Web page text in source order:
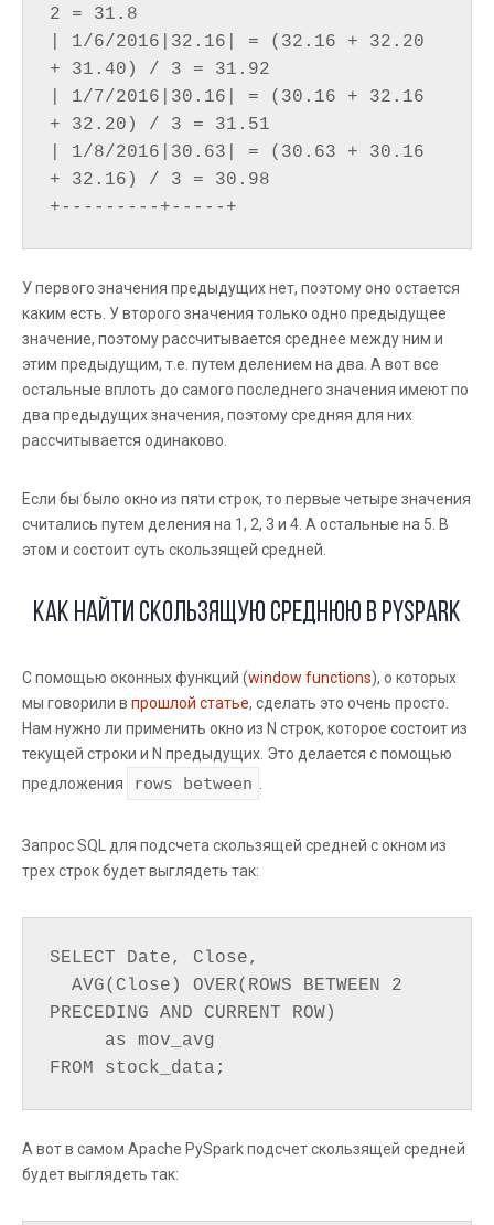
2 = 31.8
| 1/6/2016|32.16| = (32.16 + 32.20
+ 31.40) / 3 = 31.92
| 1/7/2016|30.16| = (30.16 + 32.16
+ 32.20) / 3 = 31.51
| 1/8/2016|30.63| = (30.63 + 30.16
+ 32.16) / 3 = 30.98
У первого значения предыдущих нет, поэтому оно остается
каким есть. У второго значения только одно предыдущее
значение, поэтому рассчитывается среднее между ним и
этим предыдущим, т.е. путем делением на два. А вот все
остальные вплоть до самого последнего значения имеют по
два предыдущих значения, поэтому средняя для них
рассчитывается одинаково.
Если бы было окно из пяти строк, то первые четыре значения
считались путем деления на 1, 2, 3 и 4. А остальные на 5. В
этом и состоит суть скользящей средней.
Как найти скользящую среднюю в PySpark
С помощью оконных функций (window functions), о которых
мы говорили в прошлой статье, сделать это очень просто.
Нам нужно ли применить окно из N строк, которое состоит из
текущей строки и N предыдущих. Это делается с помощью
предложения
rows between
Запрос SQL для подсчета скользящей средней с окном из
трех строк будет выглядеть так:
SELECT Date, Close,
PRECEDING AND CURRENT ROW)
А вот в самом Apache PySpark подсчет скользящей средней
будет выглядеть так: